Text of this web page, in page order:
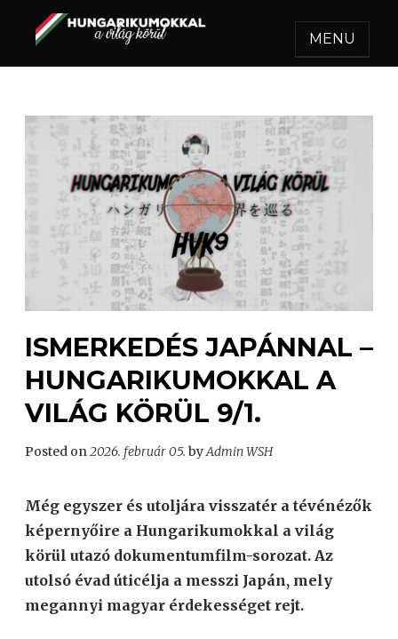
HUNGARIKUMOKKAL A
Egy felejthetetlen utazás.
MENU
ISMERKEDÉS JAPÁNNAL –
HUNGARIKUMOKKAL A
VILÁG KÖRÜL 9/1.
Posted on2026. február 05. byAdmin WSH
Még egyszer és utoljára visszatér a tévénézők
képernyőire a Hungarikumokkal a világ
körül utazó dokumentumfilm-sorozat. Az
utolsó évad úticélja a messzi Japán, mely
megannyi magyar érdekességet rejt.